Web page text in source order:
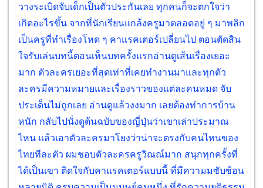
วางระเบิดจับเด็กเป็นตัวประกันเลย ทุกคนก็จะตกใจว่า
เกิดอะไรขึ้น จากที่นักเรียนแกล้งครูมาตลอดอยู่ ๆ มาพลิก
เป็นครูที่ทำเรื่องโหด ๆ คาแรคเตอร์เปลี่ยนไป ตอนตัดสิน
ใจรับเล่นบทนี้ตอนเห็นบทครั้งแรกอ่านดูเส้นเรื่องเยอะ
มาก ตัวละครเยอะที่สุดเท่าที่เคยทำงานมาและทุกตัว
ละครมีความหมายและเรื่องราวของแต่ละคนหมด จับ
ประเด็นไม่ถูกเลย อ่านดูแล้วงงมาก เลยต้องทำการบ้าน
หนัก กลับไปนั่งดูต้นฉบับของญี่ปุ่นว่าเขาเล่าประมาณ
ไหน แล้วเอาตัวละครมาโยงว่าน่าจะตรงกับคนไหนของ
ไทยทีละตัว ผมชอบตัวละครครูวิณณ์มาก สนุกทุกครั้งที่
ได้เป็นเขา ติดใจกับคาแรคเตอร์แบบนี้ ที่มีความมซับซ้อน